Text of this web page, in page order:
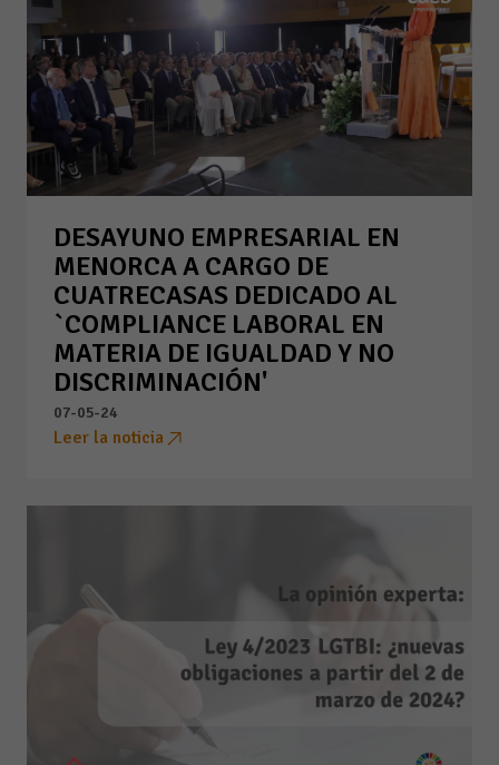
DESAYUNO EMPRESARIAL EN
MENORCA A CARGO DE
CUATRECASAS DEDICADO AL
`COMPLIANCE LABORAL EN
MATERIA DE IGUALDAD Y NO
DISCRIMINACIÓN'
07-05-24
Leer la noticia